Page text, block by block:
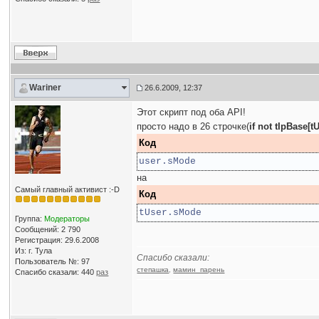
Wariner 26.6.2009, 12:37
Самый главный активист :-D
Группа: Модераторы
Сообщений: 2 790
Регистрация: 29.6.2008
Из: г. Тула
Пользователь №: 97
Спасибо сказали:440 раз
Этот скрипт под оба API!
просто надо в 26 строчке(if not
Код
user.sMode
на
Код
tUser.sMode
Спасибо сказали:
степашка ,мамин_парень